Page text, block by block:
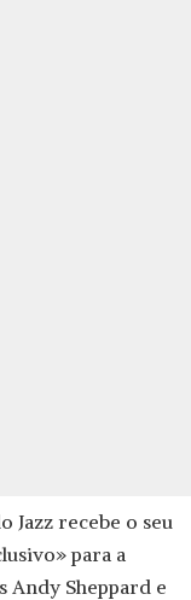
Jazz recebe o seu
para a
Andy Sheppard e